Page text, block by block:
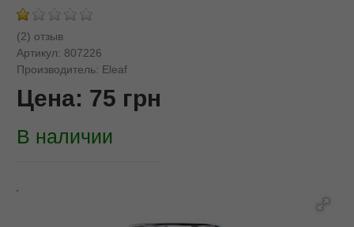
(2) отзыв
Артикул: 807226
Производитель: Eleaf
Цена: 75 грн
В наличии